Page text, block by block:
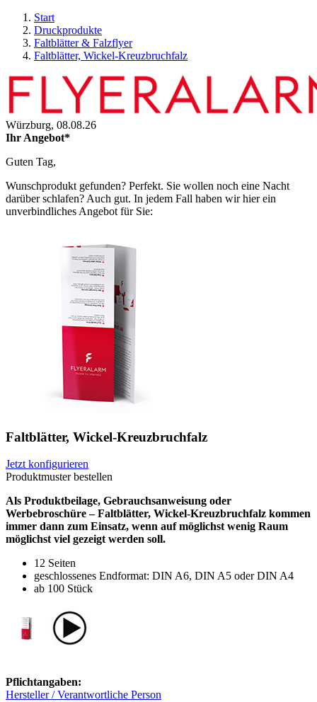
Start
Druckprodukte
Faltblätter & Falzflyer
Faltblätter, Wickel-Kreuzbruchfalz
Würzburg, 08.08.26
Ihr Angebot*
Guten Tag,
Wunschprodukt gefunden? Perfekt. Sie wollen noch eine Nacht
darüber schlafen? Auch gut. In jedem Fall haben wir hier ein
unverbindliches Angebot für Sie:
Faltblätter, Wickel-Kreuzbruchfalz
Jetzt konfigurieren
Produktmuster bestellen
Als Produktbeilage, Gebrauchsanweisung oder
Werbebroschüre – Faltblätter, Wickel-Kreuzbruchfalz kommen
immer dann zum Einsatz, wenn auf möglichst wenig Raum
möglichst viel gezeigt werden soll.
12 Seiten
geschlossenes Endformat: DIN A6, DIN A5 oder DIN A4
ab 100 Stück
Pflichtangaben:
Hersteller / Verantwortliche Person